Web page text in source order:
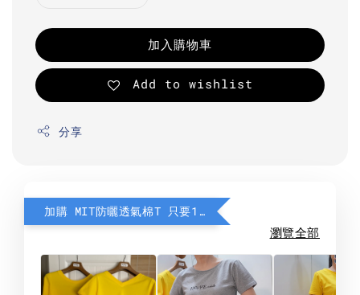
加入購物車
Add to wishlist
分享
加購 MIT防曬透氣棉T 只要190元
瀏覽全部